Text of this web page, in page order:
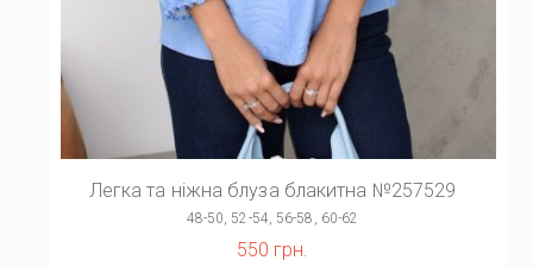
Легка та ніжна блуза блакитна №257529
48-50, 52-54, 56-58, 60-62
550 грн.